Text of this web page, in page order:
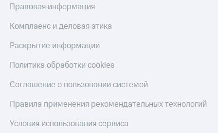
Правовая информация
Комплаенс и деловая этика
Раскрытие информации
Политика обработки cookies
Соглашение о пользовании системой
Правила применения рекомендательных технологий
Условия использования сервиса